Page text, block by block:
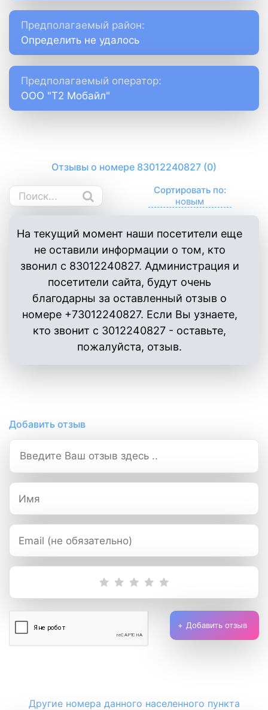
Предполагаемый район:
Определить не удалось
Предполагаемый оператор:
ООО "Т2 Мобайл"
Отзывы о номере 83012240827 (0)
Сортировать по:
На текущий момент наши посетители еще
не оставили информации о том, кто
звонил с 83012240827. Администрация и
посетители сайта, будут очень
благодарны за оставленный отзыв о
номере +73012240827. Если Вы узнаете,
кто звонит с 3012240827 - оставьте,
пожалуйста, отзыв.
Добавить отзыв
Добавить отзыв
Другие номера данного населенного пункта